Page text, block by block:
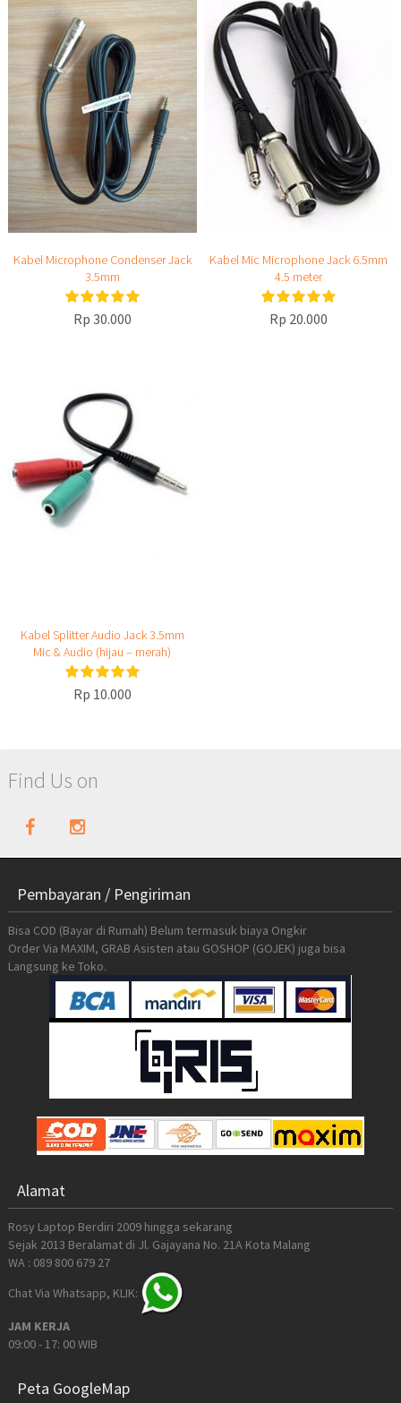
Kabel Microphone Condenser Jack
3.5mm
Rp 30.000
Kabel Mic Microphone Jack 6.5mm
4.5 meter
Rp 20.000
Kabel Splitter Audio Jack 3.5mm
Mic & Audio (hijau – merah)
Rp 10.000
Find Us on
Pembayaran / Pengiriman
Bisa COD (Bayar di Rumah) Belum termasuk biaya Ongkir
Order Via MAXIM, GRAB Asisten atau GOSHOP (GOJEK) juga bisa
Langsung ke Toko.
Alamat
Rosy Laptop Berdiri 2009 hingga sekarang
Sejak 2013 Beralamat di Jl. Gajayana No. 21A Kota Malang
WA : 089 800 679 27
Chat Via Whatsapp, KLIK:
JAM KERJA
09:00 - 17: 00 WIB
Peta GoogleMap